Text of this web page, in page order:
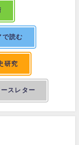
で読む
研究
スレター